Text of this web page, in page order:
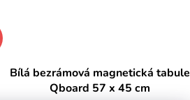
Bílá bezrámová magnetická tabule
Qboard 57 x 45 cm